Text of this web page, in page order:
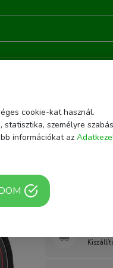
ACTION 5 PRO-HOZ
Cikkszám: GSP-
JJC
Action 5
cookie-kat használ.
személyre
információkat az